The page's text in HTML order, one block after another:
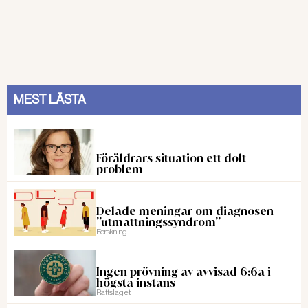
Läs även:
NYHETER
Miljoner i rehabstöd fryser
inne
STÖD Mer rehabilitering behövs,
men trots det används inte alla
pengarna som finns att få på
Försäkringskassan. Mer
rekommenderades att se över
stödet, men ännu har inget hänt.
Läs även:
MEST LÄSTA
Föräldrars situation ett dolt
problem
Delade meningar om diagnosen
”utmattningssyndrom”
Forskning
Ingen prövning av avvisad 6:6a i
högsta instans
Rattslaget